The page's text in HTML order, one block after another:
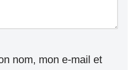
nom, mon e-mail et